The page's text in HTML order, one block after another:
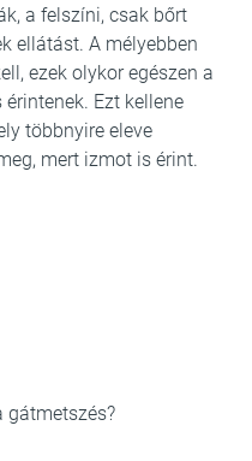
a felszíni, csak bőrt
ellátást. A mélyebben
ezek olykor egészen a
Ezt kellene
többnyire eleve
mert izmot is érint.
gátmetszés?